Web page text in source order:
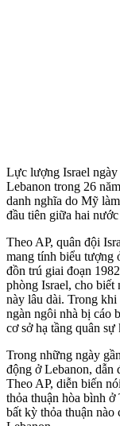
Lực lượng Israel ngày
Lebanon trong 26
danh nghĩa do Mỹ
đầu tiên giữa hai
Theo AP, quân đội
mang tính biểu tượng
đồn trú giai đoạn
phòng Israel, cho
này lâu dài. Trong khi
ngàn ngôi nhà bị cáo
cơ sở hạ tầng quân
Trong những ngày
động ở Lebanon, dẫn
Theo AP, diễn biến
thỏa thuận hòa bình
bất kỳ thỏa thuận nào